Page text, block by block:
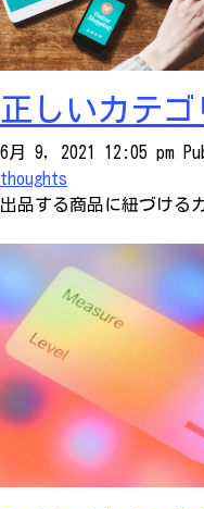
正しいカテゴ
6月 9, 2021 12:05 pm
thoughts
出品する商品に紐づけ